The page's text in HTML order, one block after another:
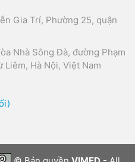
Gia Trí, Phường 25, quận
Nhà Sông Đà, đường Phạm
Liêm, Hà Nội, Việt Nam